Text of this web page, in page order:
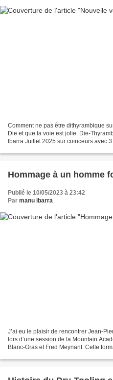
Comment ne pas être dithyrambique
Die et que la voie est jolie. Die-
Ibarra Juillet 2025 sur coinceurs avec
Hommage à un homme
Publié le 10/05/2023 à 23:42
Par manu ibarra
J’ai eu le plaisir de rencontrer Jean-
lors d’une session de la Mountain
Blanc-Gras et Fred Meynant. Cette